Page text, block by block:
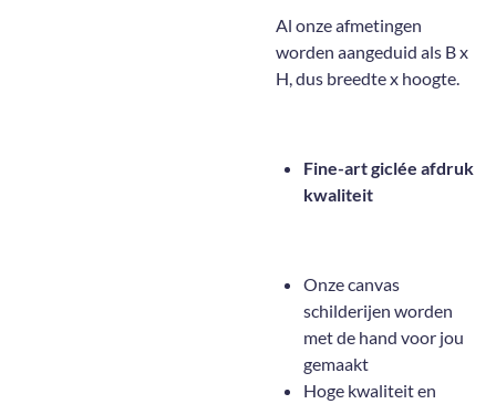
Al onze afmetingen
worden aangeduid als B x
H, dus breedte x hoogte.
Fine-art giclée afdruk
kwaliteit
Onze canvas
schilderijen worden
met de hand voor jou
gemaakt
Hoge kwaliteit en